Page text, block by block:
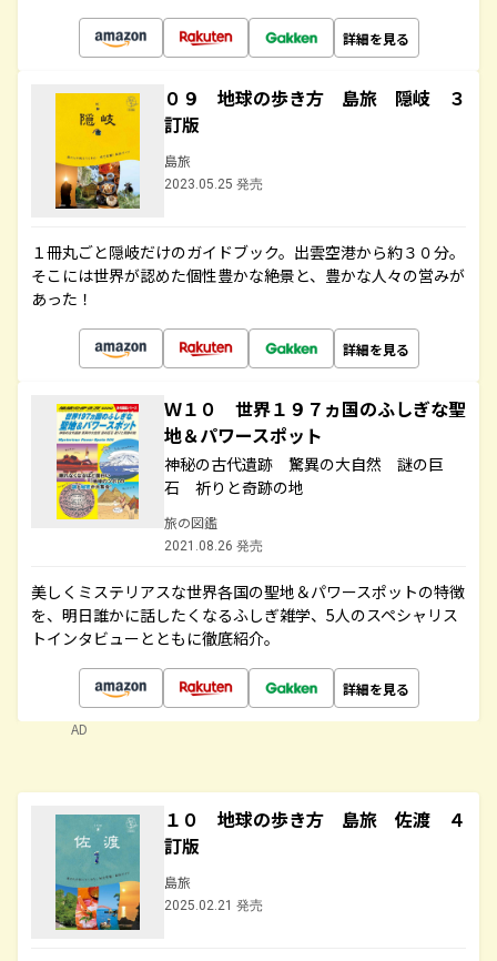
詳細を見る
０９ 地球の歩き方 島旅 隠岐 ３
訂版
島旅
2023.05.25 発売
１冊丸ごと隠岐だけのガイドブック。出雲空港から約３０分。
そこには世界が認めた個性豊かな絶景と、豊かな人々の営みが
あった！
詳細を見る
Ｗ１０ 世界１９７ヵ国のふしぎな聖
地＆パワースポット
神秘の古代遺跡 驚異の大自然 謎の巨
石 祈りと奇跡の地
旅の図鑑
2021.08.26 発売
美しくミステリアスな世界各国の聖地＆パワースポットの特徴
を、明日誰かに話したくなるふしぎ雑学、5人のスペシャリス
トインタビューとともに徹底紹介。
詳細を見る
AD
１０ 地球の歩き方 島旅 佐渡 ４
訂版
島旅
2025.02.21 発売